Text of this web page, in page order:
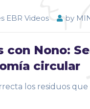
EBR Videos by
con Nono:
circular
los residuos que